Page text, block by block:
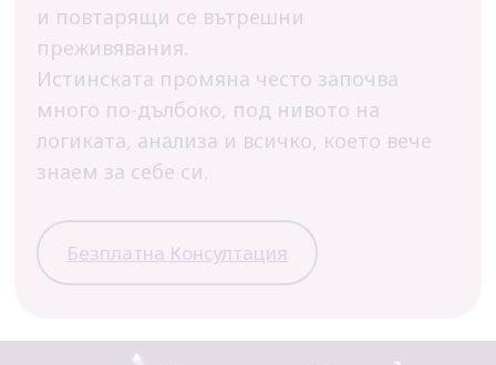
и повтарящи се вътрешни
преживявания.
Истинската промяна често започва
много по-дълбоко, под нивото на
логиката, анализа и всичко, което вече
знаем за себе си.
Безплатна Консултация